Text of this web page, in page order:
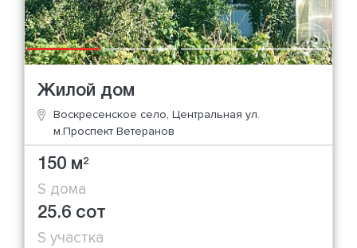
Жилой дом
Воскресенское село, Центральная ул.
м.Проспект Ветеранов
150 м2
S дома
25.6 сот
S участка